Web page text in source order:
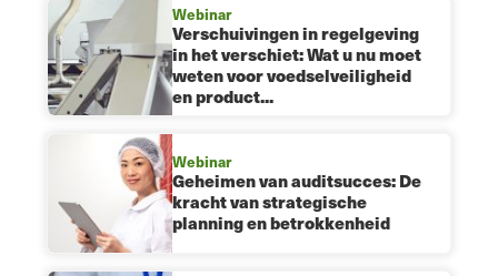
Webinar
Verschuivingen in regelgeving
in het verschiet: Wat u nu moet
weten voor voedselveiligheid
en product...
Webinar
Geheimen van auditsucces: De
kracht van strategische
planning en betrokkenheid